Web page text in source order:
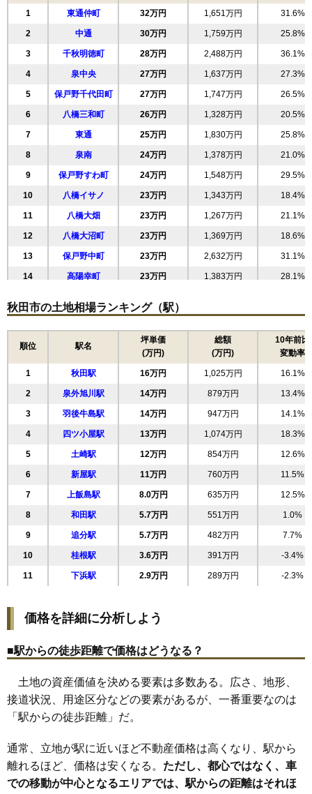
1 東通仲町 32万円 1,651万円 31.6%
2 中通 30万円 1,759万円 25.8%
3 千秋明徳町 28万円 2,488万円 36.1%
4 泉中央 27万円 1,637万円 27.3%
5 保戸野千代田町 27万円 1,747万円 26.5%
6 八橋三和町 26万円 1,328万円 20.5%
7 東通 25万円 1,830万円 25.8%
8 泉南 24万円 1,378万円 21.0%
9 保戸野すわ町 24万円 1,548万円 29.5%
10 八橋イサノ 23万円 1,343万円 18.4%
11 八橋大畑 23万円 1,267万円 21.1%
12 八橋大沼町 23万円 1,369万円 18.6%
13 保戸野中町 23万円 2,632万円 31.1%
14 高陽幸町 23万円 1,383万円 28.1%
16 八橋本町 23万円 1,485万円 27.6%
22万円 1,271万円 24.2%
22万円 1,073万円 19.5%
19 手形山崎町 22万円 996万円 15.5%
20 旭北錦町 22万円 946万円 5.6%
21 南通亀の町 22万円 1,235万円 14.3%
22 高陽青柳町 21万円 1,379万円 20.2%
23 南通築地 21万円 1,233万円 17.4%
24 手形休下町 21万円 889万円 10.4%
25 保戸野鉄砲町 21万円 1,544万円 19.8%
26 八橋鯲沼町 20万円 1,248万円 17.4%
27 大町 20万円 1,070万円 16.5%
28 川元開和町 20万円 1,169万円 13.1%
29 泉北 20万円 982万円 13.2%
31 八橋南 19万円
33 川尻みよし町 19万円 1,120万円 10.3%
34 桜 19万円 1,411万円 35.5%
35 手形 19万円 1,228万円 6.6%
36 卸町
37 外旭川八幡田 18万円 1,018万円 20.5%
38 川尻御休町 18万円 1,373万円 11.2%
39 保戸野原の町 17万円 1,295万円 12.1%
秋田市の土地相場ランキング（駅）
順位 駅名
坪単価
(万円)
総額
(万円)
10年前比
変動率
1 秋田駅 16万円 1,025万円 16.1%
2 泉外旭川駅 14万円 879万円 13.4%
3 羽後牛島駅 14万円 947万円 14.1%
4 四ツ小屋駅 13万円 1,074万円 18.3%
5 土崎駅 12万円 854万円 12.6%
6 新屋駅 11万円 760万円 11.5%
7 上飯島駅 8.0万円 635万円 12.5%
8 和田駅 5.7万円 551万円 1.0%
9 追分駅 5.7万円 482万円 7.7%
10 桂根駅 3.6万円 391万円 -3.4%
11 下浜駅 2.9万円 289万円 -2.3%
価格を詳細に分析しよう
■駅からの徒歩距離で価格はどうなる？
土地の資産価値を決める要素は多数ある。広さ、地形、
接道状況、用途区分などの要素があるが、一番重要なのは
「駅からの徒歩距離」だ。
通常、立地が駅に近いほど不動産価格は高くなり、駅から
離れるほど、価格は安くなる。 ただし、都心ではなく、車
での移動が中心となるエリアでは、駅からの距離はそれほ